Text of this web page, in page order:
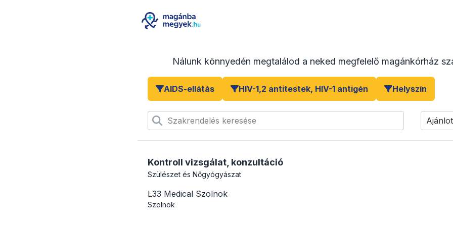
Nálunk könnyedén megtalálod a neked megfelelő magánkórház
AIDS-ellátás HIV-1,2 antitestek, HIV-1 antigén Helyszín
Szakrendelés keresése
Kontroll vizsgálat, konzultáció
Szülészet és Nőgyógyászat
L33 Medical Szolnok
Szolnok